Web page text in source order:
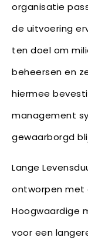
organisatie
de uitvoering
ten doel om
beheersen en
hiermee
management
gewaarborgd
Lange
ontworpen met
Hoogwaardige
voor een